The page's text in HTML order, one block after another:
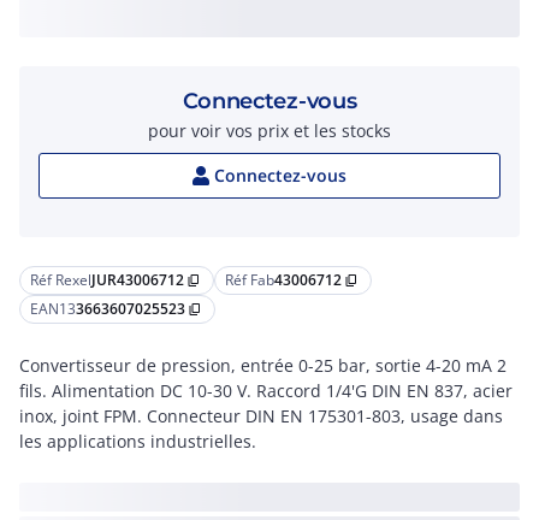
Réf RexelJUR43006712 content_copy Réf Fab43006712 content_copy
EAN133663607025523 content_copy
Convertisseur de pression, entrée 0-25 bar, sortie 4-20 mA 2
fils. Alimentation DC 10-30 V. Raccord 1/4'G DIN EN 837, acier
inox, joint FPM. Connecteur DIN EN 175301-803, usage dans
les applications industrielles.
Connectez-vous
pour voir vos prix et les stocks
Connectez-vous